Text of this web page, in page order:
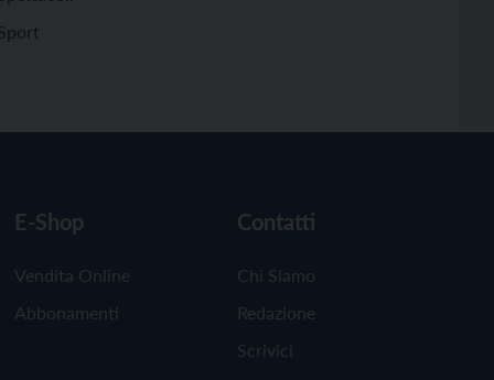
E-Shop
Vendita Online
Abbonamenti
Contatti
Chi Siamo
Redazione
Scrivici